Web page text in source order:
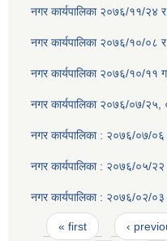
नगर कार्यपालिका २०७६/११/२४
नगर कार्यपालिका २०७६/१०/०८
नगर कार्यपालिका २०७६/१०/११
नगर कार्यपालिका २०७६/०७/
नगर कार्यपालिका : २०७६/०७/
नगर कार्यपालिका : २०७६/०५/
नगर कार्यपालिका : २०७६/०२/
Pages
« first ‹